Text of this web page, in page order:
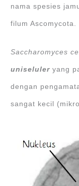
nama spesies
filum Ascomycota.
Saccharomyces
uniseluler yang
dengan
sangat kecil